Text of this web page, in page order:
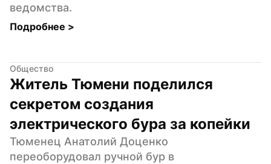
ведомства.
Подробнее >
Общество
Житель Тюмени поделился
секретом создания
электрического бура за копейки
Тюменец Анатолий Доценко
переоборудовал ручной бур в